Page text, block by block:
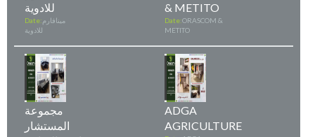
للادوية
Date: مينافارم
للادوية
& METITO
Date:ORASCOM &
METITO
مجموعة
المستشار
ADGA
AGRICULTURE